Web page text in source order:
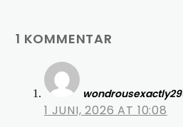
1 KOMMENTAR
1 JUNI, 2026 AT 10:08